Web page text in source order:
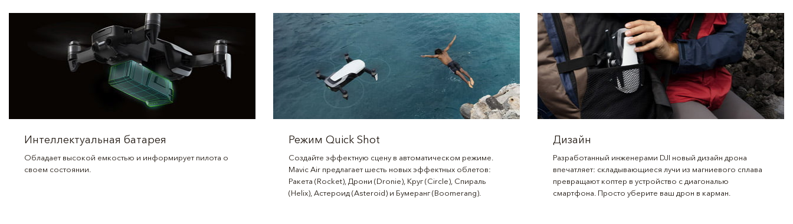
Интеллектуальная батарея
Обладает высокой емкостью и информирует пилота о
своем состоянии.
Режим Quick Shot
Создайте эффектную сцену в автоматическом режиме.
Mavic Air предлагает шесть новых эффектных облетов:
Ракета (Rocket), Дрони (Dronie), Круг (Circle), Спираль
(Helix), Астероид (Asteroid) и Бумеранг (Boomerang).
Дизайн
Разработанный инженерами DJI новый дизайн дрона
впечатляет: складывающиеся лучи из магниевого сплава
превращают коптер в устройство с диагональю
смартфона. Просто уберите ваш дрон в карман.